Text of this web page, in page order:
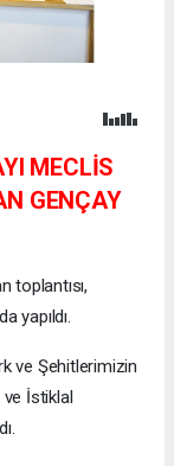
MECLİS
GENÇAY
toplantısı,
yapıldı.
ve Şehitlerimizin
ve İstiklal